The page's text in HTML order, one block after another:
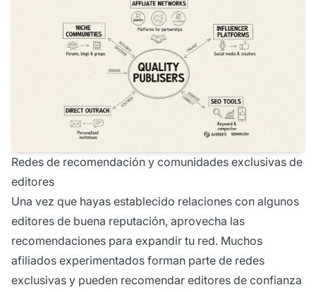
Redes de recomendación y comunidades exclusivas de
editores
Una vez que hayas establecido relaciones con algunos
editores de buena reputación, aprovecha las
recomendaciones para expandir tu red. Muchos
afiliados experimentados forman parte de redes
exclusivas y pueden recomendar editores de confianza